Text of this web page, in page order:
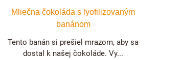
Mliečna čokoláda s lyofilizovaným
banánom
Tento banán si prešiel mrazom, aby sa
dostal k našej čokoláde. Vy...